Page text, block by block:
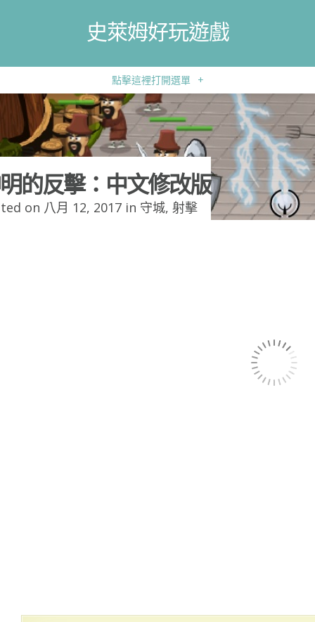
史萊姆好玩遊戲
點擊這裡打開選單 +
的反擊：中文修改版
on 八月 12, 2017 in 守城, 射擊